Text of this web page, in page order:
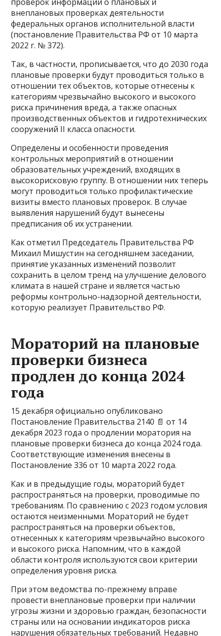
внеплановых проверках деятельности
федеральных органов исполнительной власти
(постановление Правительства РФ от 10 марта
2022 г. № 372).
Так, в частности, прописывается, что до 2030 года
плановые проверки будут проводиться только в
отношении тех объектов, которые отнесены к
категориям чрезвычайно высокого и высокого
риска причинения вреда, а также опасных
производственных объектов и гидротехнических
сооружений II класса опасности.
Определены и особенности проведения
контрольных мероприятий в отношении
образовательных учреждений, входящих в
высокорисковую группу. В отношении них теперь
могут проводиться только профилактические
визиты вместо плановых проверок. В случае
выявления нарушений будут вынесены
предписания об их устранении.
Как отметил Председатель Правительства РФ
Михаил Мишустин на сегодняшнем заседании,
принятие указанных изменений позволит
сохранить в целом тренд на улучшение делового
климата в нашей стране и является частью
реформы контрольно-надзорной деятельности,
которую реализует Правительство РФ.
Мораторий на плановые
проверки бизнеса
продлен до конца 2024
года
15 декабря официально опубликовано
Постановление Правительства 2140 📄 от 14
декабря 2023 года о продлении моратория на
плановые проверки бизнеса до конца 2024 года.
Соответствующие изменения внесены в
Постановление 336 от 10 марта 2022 года.
Как и в предыдущие годы, мораторий будет
распространяться на проверки, проводимые по
требованиям. По сравнению с 2023 годом условия
остаются неизменными. Мораторий не будет
распространяться на проверки объектов,
отнесенных к категориям чрезвычайно высокого
и высокого риска. Напомним, что в каждой
области контроля используются свои критерии
определения уровня риска.
При этом ведомства по-прежнему вправе
провести внеплановые проверки при наличии
угрозы жизни и здоровью граждан, безопасности
страны или на основании индикаторов риска
нарушения обязательных требований. Недавно